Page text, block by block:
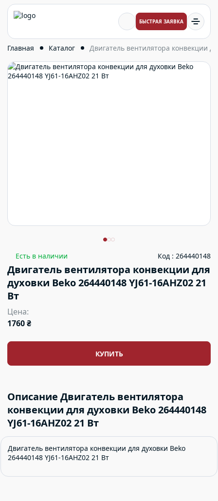
БЫСТРАЯ ЗАЯВКА
Главная Каталог Двигатель вентилятора конвекции
Есть в наличии Код : 264440148
Двигатель вентилятора конвекции для
духовки Beko 264440148 YJ61-16AHZ02 21
Вт
Цена:
1760 ₴
КУПИТЬ
Описание Двигатель вентилятора
конвекции для духовки Beko 264440148
YJ61-16AHZ02 21 Вт
Двигатель вентилятора конвекции для духовки Beko
264440148 YJ61-16AHZ02 21 Вт